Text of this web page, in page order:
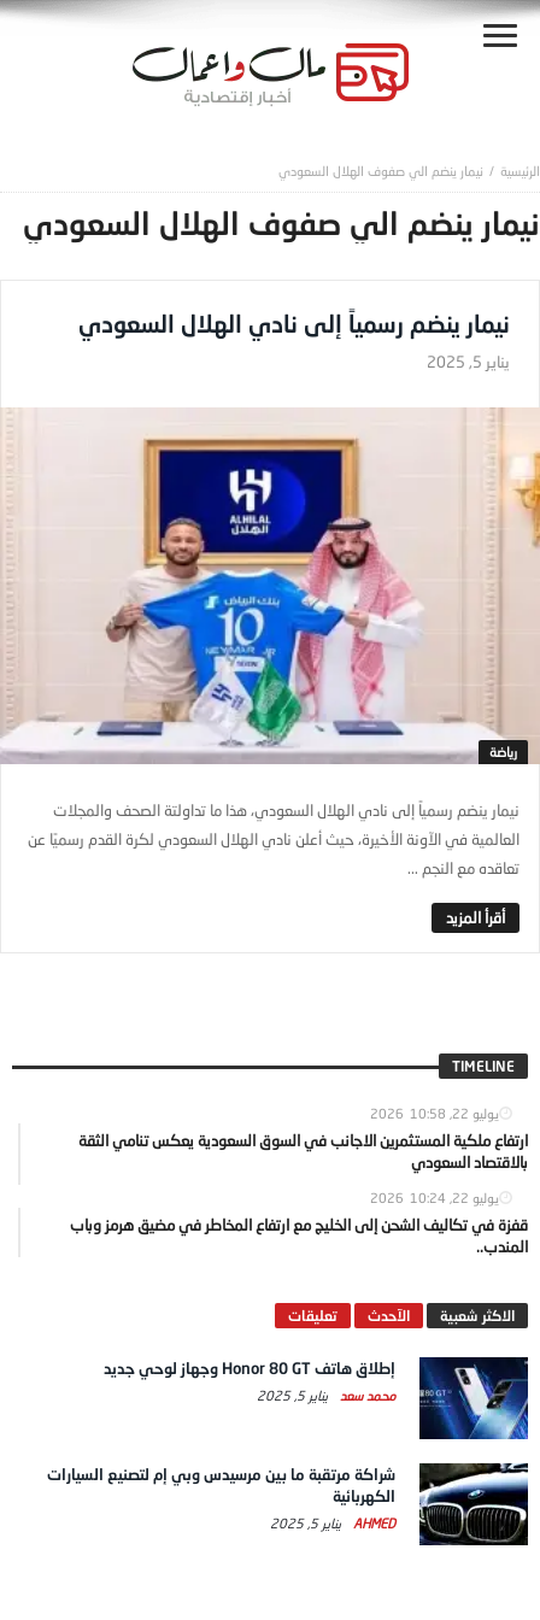
نيمار ينضم الي صفوف الهلال السعودي
نيمار ينضم الي صفوف الهلال السعودي
نيمار ينضم رسمياً إلى نادي الهلال السعودي
يناير 5, 2025
رياضة
نيمار ينضم رسمياً إلى نادي الهلال السعودي، هذا ما تداولتة الصحف والمجلات
العالمية في الآونة الأخيرة، حيث أعلن نادي الهلال السعودي لكرة القدم رسميًا عن
تعاقده مع النجم ...
TIMELINE
يوليو 22, 2026 10:58
ارتفاع ملكية المستثمرين الاجانب في السوق السعودية يعكس تنامي الثقة
بالاقتصاد السعودي
يوليو 22, 2026 10:24
قفزة في تكاليف الشحن إلى الخليج مع ارتفاع المخاطر في مضيق هرمز وباب
المندب..
الاكثر شعبية الآحدث تعليقات
إطلاق هاتف Honor 80 GT وجهاز لوحي جديد
محمد سعد يناير 5, 2025
شراكة مرتقبة ما بين مرسيدس وبي إم لتصنيع السيارات
الكهربائية
AHMED يناير 5, 2025